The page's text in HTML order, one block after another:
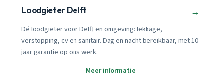
Loodgieter Delft →
Dé loodgieter voor Delft en omgeving: lekkage,
verstopping, cv en sanitair. Dag en nacht bereikbaar, met 10
jaar garantie op ons werk.
Meer informatie